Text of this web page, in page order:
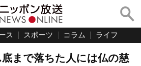
ス スポーツ コラム ライフ
まで落ちた人には仏の慈